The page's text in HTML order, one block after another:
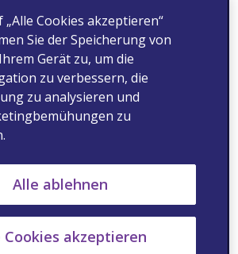
„Alle Cookies akzeptieren“
Sie der Speicherung von
Gerät zu, um die
zu verbessern, die
zu analysieren und
zu
Alle ablehnen
Cookies akzeptieren